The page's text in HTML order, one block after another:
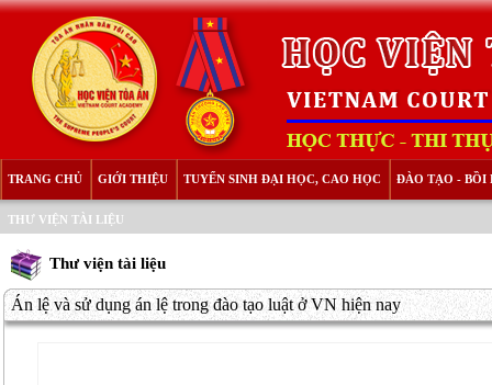
TRANG CHỦ GIỚI THIỆU TUYỂN SINH ĐẠI HỌC, CAO HỌC ĐÀO TẠO - BỒI
THƯ VIỆN TÀI LIỆU
Thư viện tài liệu
Án lệ và sử dụng án lệ trong đào tạo luật ở VN hiện nay